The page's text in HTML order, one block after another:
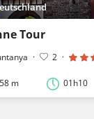
Tour
· 2 ·
m 01h10